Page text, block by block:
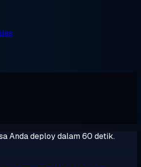
Anda deploy dalam 60 detik.